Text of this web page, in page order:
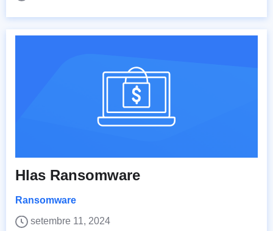
Hlas Ransomware
Ransomware
setembre 11, 2024